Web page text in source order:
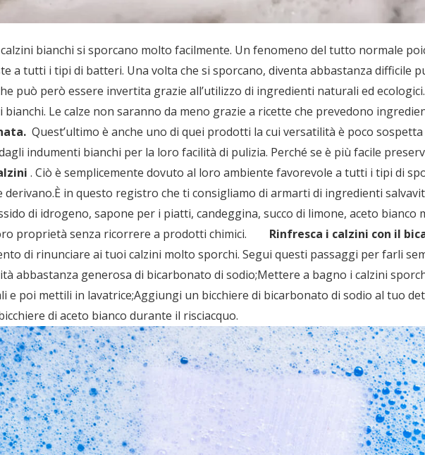
bianchi si sporcano molto facilmente. Un fenomeno del tutto normale
a tutti i tipi di batteri. Una volta che si sporcano, diventa abbastanza difficile
può però essere invertita grazie all’utilizzo di ingredienti naturali ed ecologici.
Le calze non saranno da meno grazie a ricette che prevedono
Quest’ultimo è anche uno di quei prodotti la cui versatilità è poco
indumenti bianchi per la loro facilità di pulizia. Perché se è più facile
. Ciò è semplicemente dovuto al loro ambiente favorevole a tutti i tipi di
derivano.È in questo registro che ti consigliamo di armarti di ingredienti
di idrogeno, sapone per i piatti, candeggina, succo di limone, aceto bianco
proprietà senza ricorrere a prodotti chimici.
Rinfresca i calzini con il
di rinunciare ai tuoi calzini molto sporchi. Segui questi passaggi per farli
abbastanza generosa di bicarbonato di sodio;Mettere a bagno i calzini
e poi mettili in lavatrice;Aggiungi un bicchiere di bicarbonato di sodio al tuo
di aceto bianco durante il risciacquo.